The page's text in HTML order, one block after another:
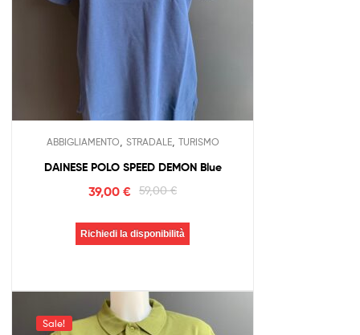
ABBIGLIAMENTO STRADALE, TURISMO
DAINESE POLO SPEED DEMON Blue
59,00€
39,00€
Richiedi la disponibilità
Sale!